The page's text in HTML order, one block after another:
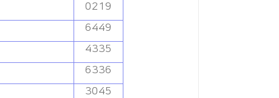
0219
6449
4335
6336
3045